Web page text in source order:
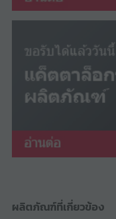
ผลิตภัณฑ์ที่เกี่ยวข้อง